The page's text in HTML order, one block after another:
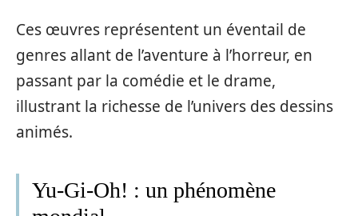
Ces œuvres représentent un éventail de
genres allant de l’aventure à l’horreur, en
passant par la comédie et le drame,
illustrant la richesse de l’univers des dessins
animés.
Yu-Gi-Oh! : un phénomène